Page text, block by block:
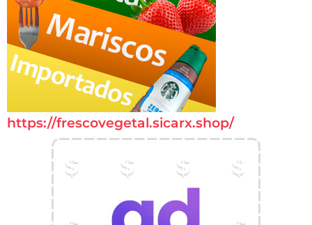
https://frescovegetal.sicarx.shop/